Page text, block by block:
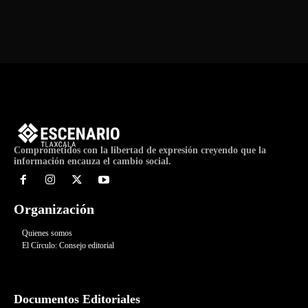
Comprometidos con la libertad de expresión creyendo que la
información encauza el cambio social.
Organización
Quienes somos
El Círculo: Consejo editorial
Documentos Editoriales